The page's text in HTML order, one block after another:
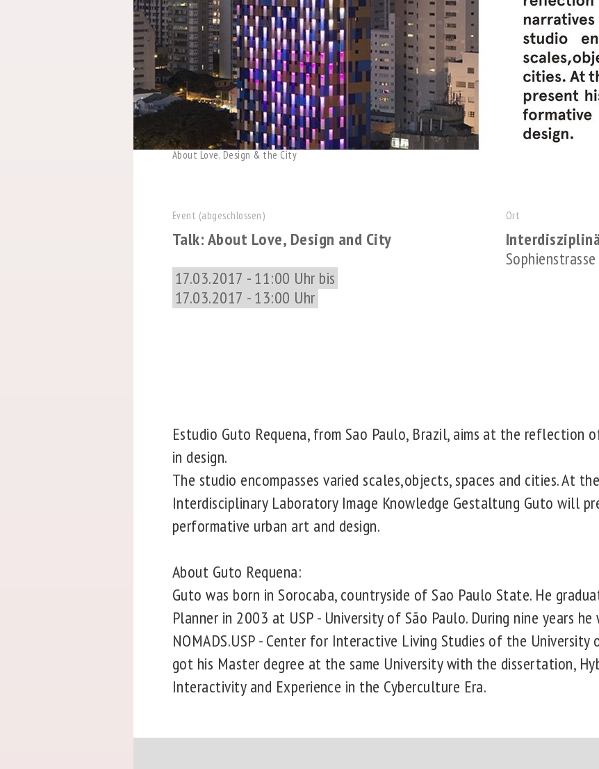
About Love, Design & the City
Event (abgeschlossen)
Talk: About Love, Design and City
17.03.2017 - 11:00 Uhr bis
17.03.2017 - 13:00 Uhr
Ort
Estudio Guto Requena, from Sao Paulo, Brazil, aims at the reflection
in design.
The studio encompasses varied scales,objects, spaces and cities. At
Interdisciplinary Laboratory Image Knowledge Gestaltung Guto will
performative urban art and design.
About Guto Requena:
Guto was born in Sorocaba, countryside of Sao Paulo State. He
Planner in 2003 at USP - University of São Paulo. During nine years
NOMADS.USP - Center for Interactive Living Studies of the University
got his Master degree at the same University with the dissertation,
Interactivity and Experience in the Cyberculture Era.